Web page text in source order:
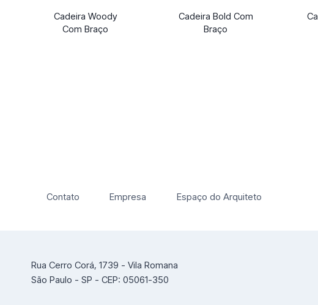
Cadeira Woody
Com Braço
Cadeira Bold Com
Braço
Contato Empresa Espaço do Arquiteto
Rua Cerro Corá, 1739 - Vila Romana
São Paulo - SP - CEP: 05061-350